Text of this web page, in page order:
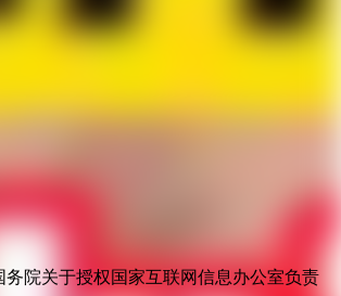
院关于授权国家互联网信息办公室负责